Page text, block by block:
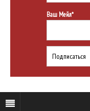
Ваш Мейл*